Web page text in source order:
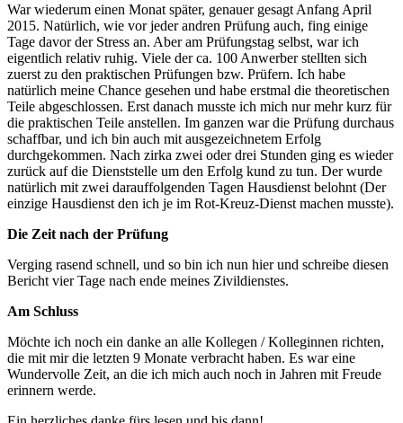
War wiederum einen Monat später, genauer gesagt Anfang April
2015. Natürlich, wie vor jeder andren Prüfung auch, fing einige
Tage davor der Stress an. Aber am Prüfungstag selbst, war ich
eigentlich relativ ruhig. Viele der ca. 100 Anwerber stellten sich
zuerst zu den praktischen Prüfungen bzw. Prüfern. Ich habe
natürlich meine Chance gesehen und habe erstmal die theoretischen
Teile abgeschlossen. Erst danach musste ich mich nur mehr kurz für
die praktischen Teile anstellen. Im ganzen war die Prüfung durchaus
schaffbar, und ich bin auch mit ausgezeichnetem Erfolg
durchgekommen. Nach zirka zwei oder drei Stunden ging es wieder
zurück auf die Dienststelle um den Erfolg kund zu tun. Der wurde
natürlich mit zwei darauffolgenden Tagen Hausdienst belohnt (Der
einzige Hausdienst den ich je im Rot-Kreuz-Dienst machen musste).
Die Zeit nach der Prüfung
Verging rasend schnell, und so bin ich nun hier und schreibe diesen
Bericht vier Tage nach ende meines Zivildienstes.
Am Schluss
Möchte ich noch ein danke an alle Kollegen / Kolleginnen richten,
die mit mir die letzten 9 Monate verbracht haben. Es war eine
Wundervolle Zeit, an die ich mich auch noch in Jahren mit Freude
erinnern werde.